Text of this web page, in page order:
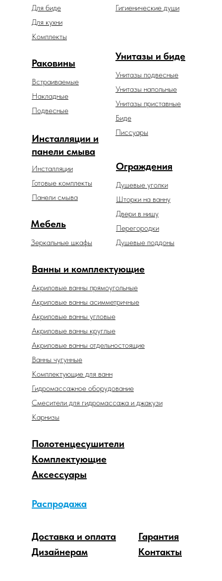
Гигиенические души
Унитазы и биде
Унитазы подвесные
Унитазы напольные
Унитазы приставные
Раковины
Встраиваемые
Накладные
Подвесные
Для биде
Для кухни
Ванны и комплектующие
Акриловые ванны прямоугольные
Зеркальные шкафы
Мебель
Ограждения
Душевые уголки
Шторки на ванну
Двери в нишу
Перегородки
Аксессуары
Распродажа
Комплектующие
Дизайнерам
Доставка и оплата
Гарантия
Контакты
Биде
Душевые поддоны
Акриловые ванны отдельностоящие
Акриловые ванны асимметричные
Акриловые ванны угловые
Акриловые ванны круглые
Ванны чугунные
Комплектующие для ванн
Гидромассажное оборудование
Смесители для гидромассажа и джакузи
Карнизы
Полотенцесушители
Инсталляции и
панели смыва
Инсталляции
Готовые комплекты
Панели смыва
Комплекты
Писсуары